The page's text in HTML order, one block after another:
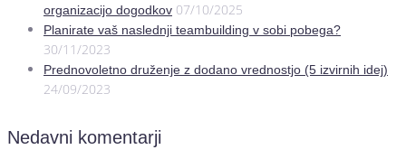
organizacijo dogodkov 07/10/2025
Planirate vaš naslednji teambuilding v sobi pobega?
30/11/2023
Prednovoletno druženje z dodano vrednostjo (5 izvirnih idej)
24/09/2023
Nedavni komentarji